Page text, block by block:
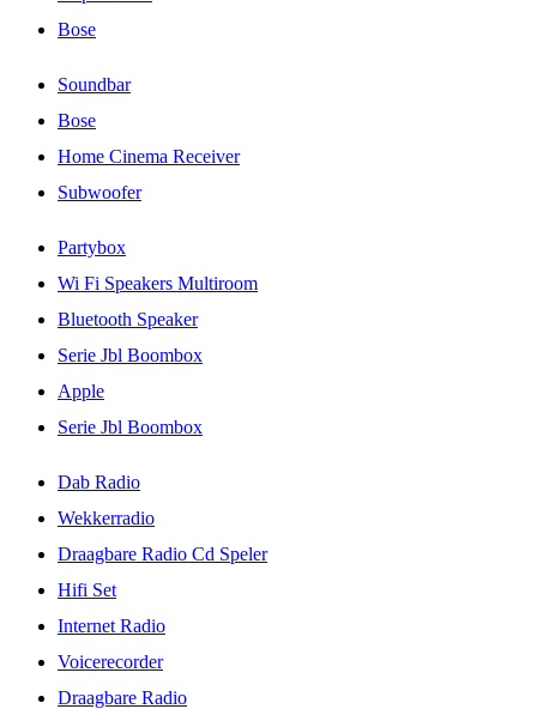
Bose
Soundbar
Bose
Home Cinema Receiver
Subwoofer
Partybox
Wi Fi Speakers Multiroom
Bluetooth Speaker
Serie Jbl Boombox
Apple
Serie Jbl Boombox
Dab Radio
Wekkerradio
Draagbare Radio Cd Speler
Hifi Set
Internet Radio
Voicerecorder
Draagbare Radio